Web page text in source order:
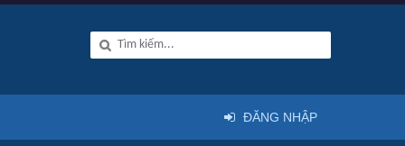
ĐĂNG NHẬP